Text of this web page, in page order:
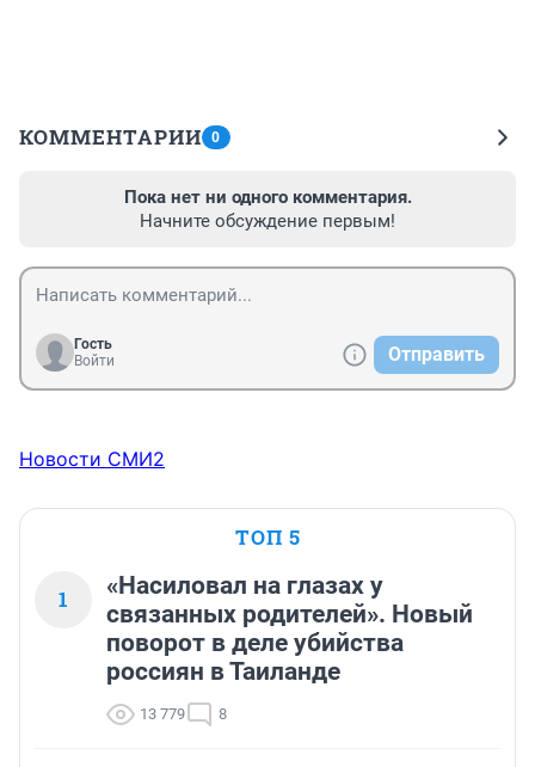
КОММЕНТАРИИ 0
Пока нет ни одного комментария.
Начните обсуждение первым!
Гость
Войти
Отправить
Новости СМИ2
ТОП 5
1
«Насиловал на глазах у
связанных родителей». Новый
поворот в деле убийства
россиян в Таиланде
13 779 8